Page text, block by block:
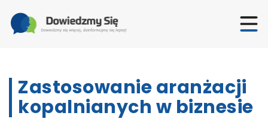
Zastosowanie aranżacji
kopalnianych w biznesie